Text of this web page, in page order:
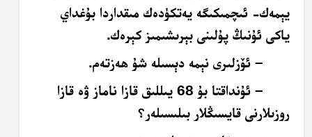
يېمەك- ئىچمىكىگە يەتكۈدەك مىقداردا بۇغداي
ياكى ئۇنىڭ پۇلىنى بېرىشىمىز كېرەك.
– ئۆزلىرى نېمە دېسىلە شۇ ھەزتەم.
– ئۇنداقتا بۇ 68 يىللىق قازا ناماز ۋە قازا
روزىلارنى قايسىڭلار بىلىسىلەر؟